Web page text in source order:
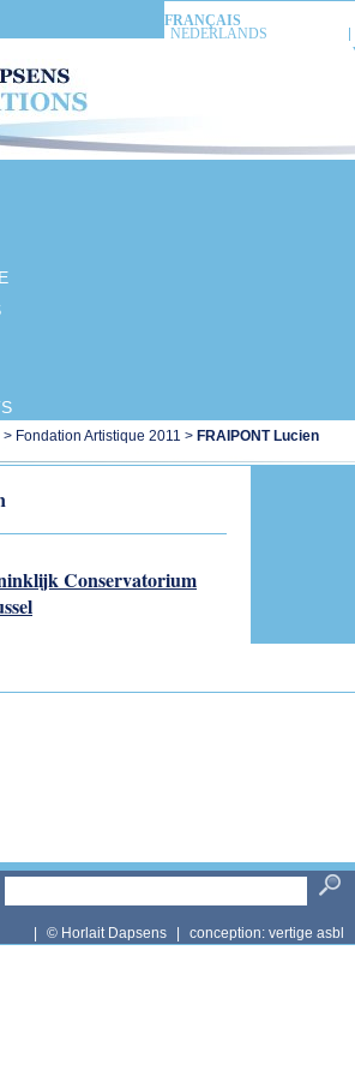
FRANÇAIS
NEDERLANDS
> Fondation Artistique 2011 > FRAIPONT Lucien
Conservatorium
© Horlait Dapsens conception: vertige asbl